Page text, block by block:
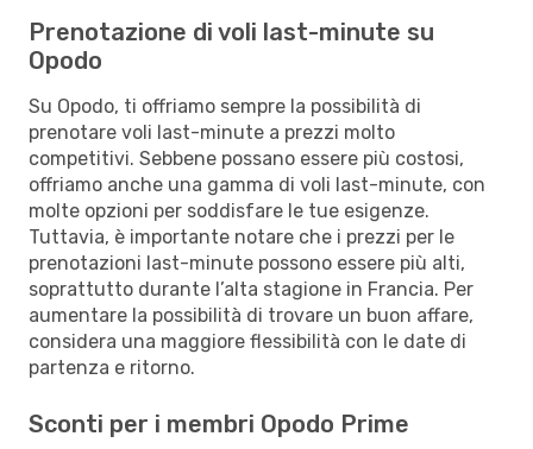
Prenotazione di voli last-minute su
Opodo
Su Opodo, ti offriamo sempre la possibilità di
prenotare voli last-minute a prezzi molto
competitivi. Sebbene possano essere più costosi,
offriamo anche una gamma di voli last-minute, con
molte opzioni per soddisfare le tue esigenze.
Tuttavia, è importante notare che i prezzi per le
prenotazioni last-minute possono essere più alti,
soprattutto durante l’alta stagione in Francia. Per
aumentare la possibilità di trovare un buon affare,
considera una maggiore flessibilità con le date di
partenza e ritorno.
Sconti per i membri Opodo Prime